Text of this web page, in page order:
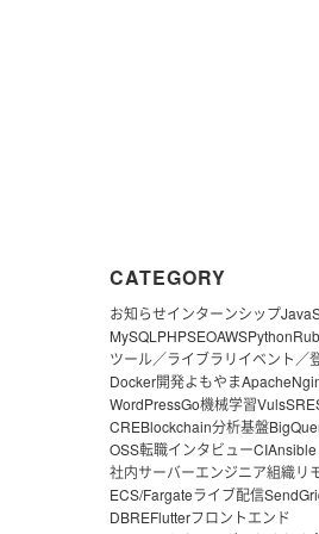
CATEGORY
お知らせインターンシップ
MySQL PHPSEOAWSPython
ツール／ライブラリイベント／
Docker開発よもやまApache
WordPressGo機械学習VulsSRE
CREBlockchain分析基盤
OSS転職インタビューCIAnsible
社内サーバーエンジニア組織リ
ECS/Fargateライブ配信
DBREFlutterフロントエンド